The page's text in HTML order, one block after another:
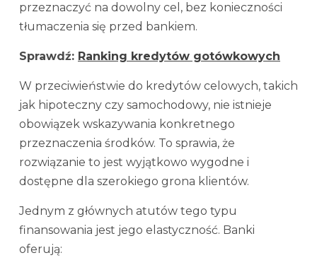
przeznaczyć na dowolny cel, bez konieczności
tłumaczenia się przed bankiem.
Sprawdź: Ranking kredytów gotówkowych
W przeciwieństwie do kredytów celowych, takich
jak hipoteczny czy samochodowy, nie istnieje
obowiązek wskazywania konkretnego
przeznaczenia środków. To sprawia, że
rozwiązanie to jest wyjątkowo wygodne i
dostępne dla szerokiego grona klientów.
Jednym z głównych atutów tego typu
finansowania jest jego elastyczność. Banki
oferują: